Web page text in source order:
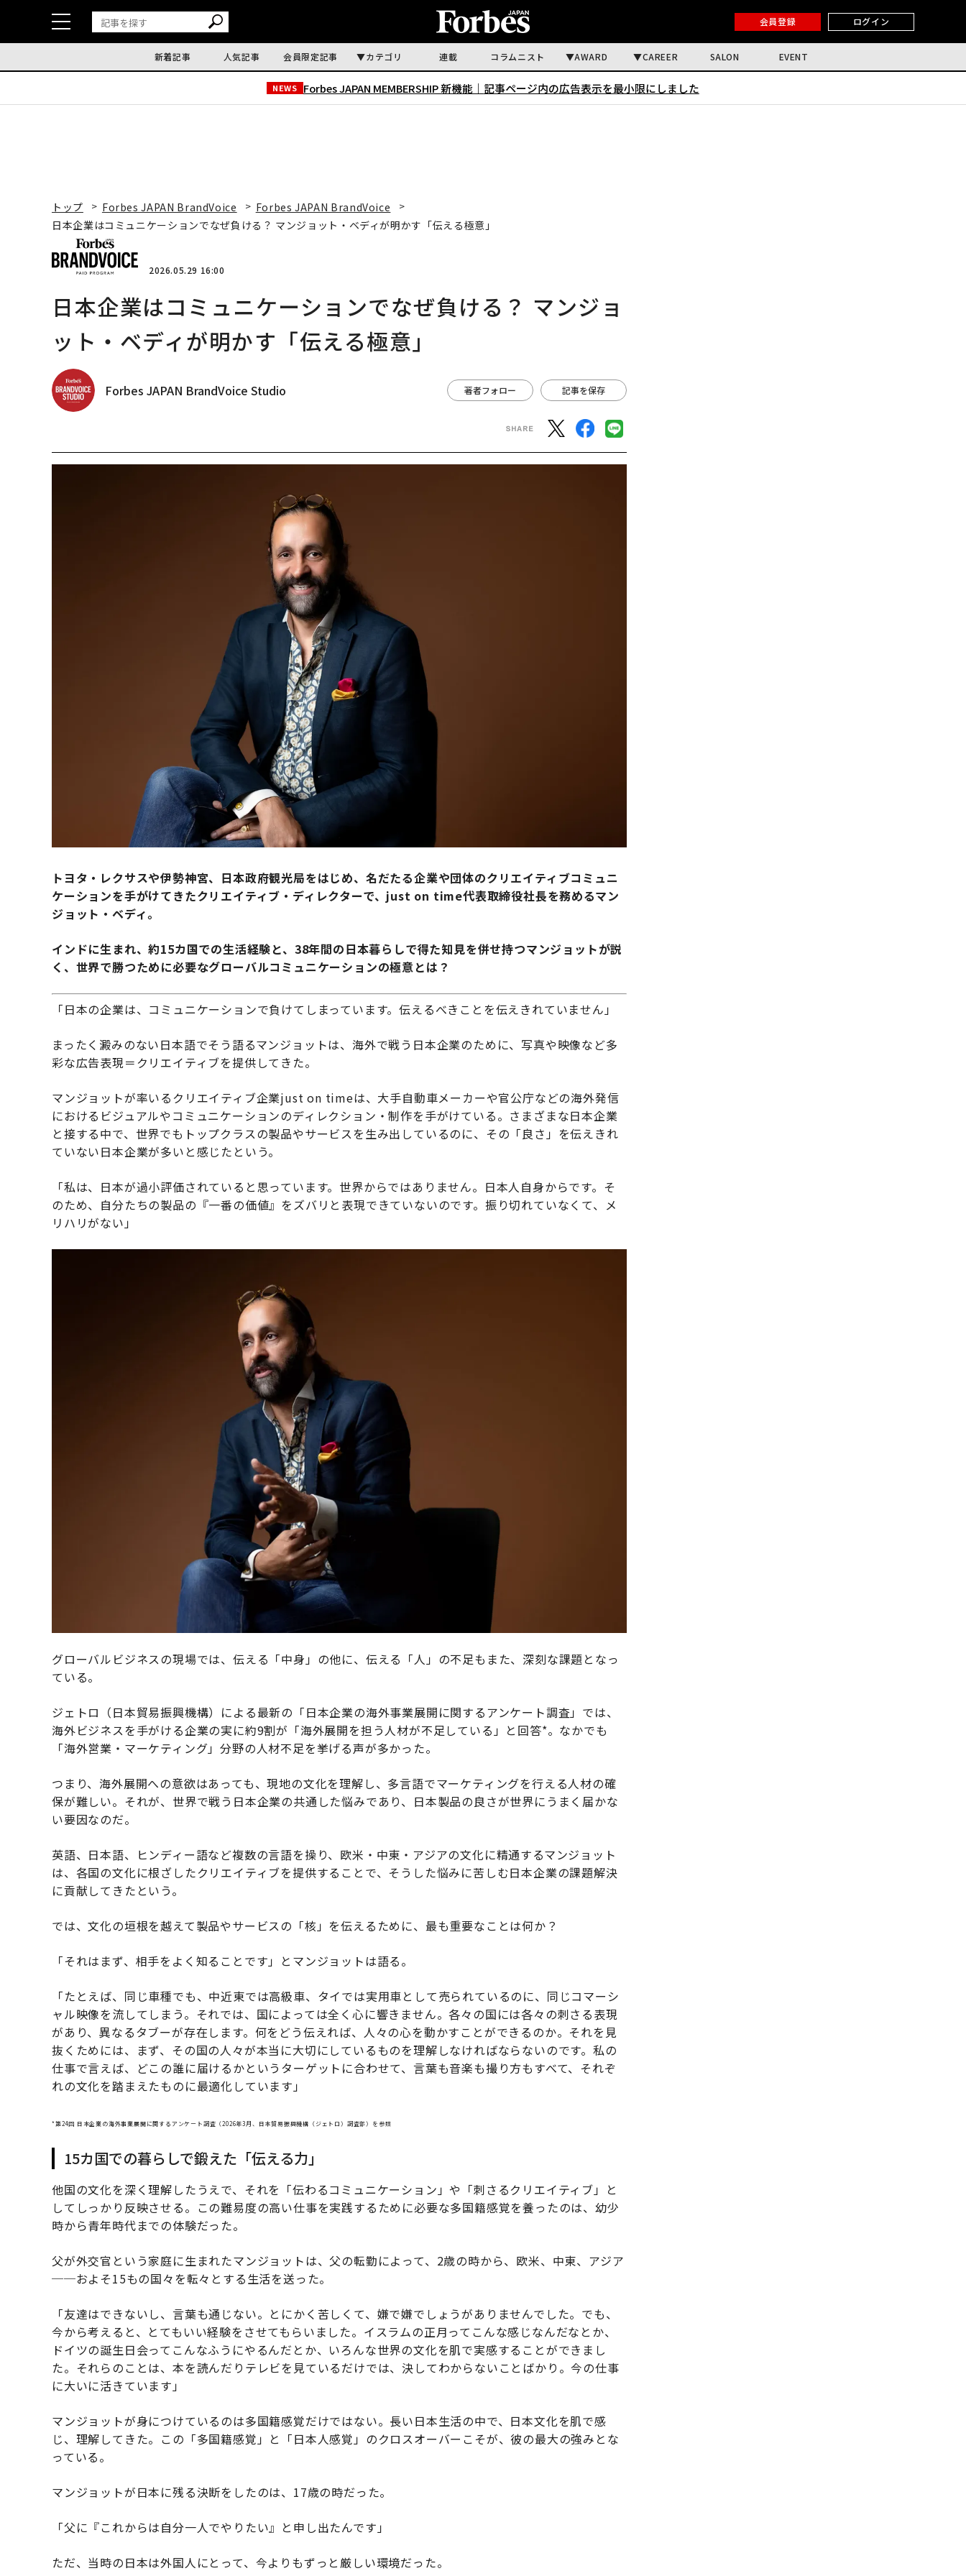
会員登録 ログイン
新着記事 人気記事 会員限定記事 カテゴリ 連載 コラムニスト AWARD CAREER SALON EVENT
NEWS Forbes JAPAN MEMBERSHIP 新機能｜ 記事ページ内の広告表示を最小限にしました
トップ Forbes JAPAN BrandVoice
Forbes JAPAN BrandVoice
日本企業はコミュニケーションでなぜ負ける？ マンジョット・ベディが明かす「伝える極意」
2026.05.29 16:00
日本企業はコミュニケーションでなぜ負ける？ マンジョ
ット・ベディが明かす「伝える極意」
Forbes JAPAN BrandVoice Studio 著者フォロー 記事を保存
トヨタ・レクサスや伊勢神宮、日本政府観光局をはじめ、名だたる企業や団体のクリエイティブコミュニ
ケーションを手がけてきたクリエイティブ・ディレクターで、just on time代表取締役社長を務めるマン
ジョット・ベディ。
インドに生まれ、約15カ国での生活経験と、38年間の日本暮らしで得た知見を併せ持つマンジョットが説
く、世界で勝つために必要なグローバルコミュニケーションの極意とは？
「日本の企業は、コミュニケーションで負けてしまっています。伝えるべきことを伝えきれていません」
まったく澱みのない日本語でそう語るマンジョットは、海外で戦う日本企業のために、写真や映像など多
彩な広告表現＝クリエイティブを提供してきた。
マンジョットが率いるクリエイティブ企業just on timeは、大手自動車メーカーや官公庁などの海外発信
におけるビジュアルやコミュニケーションのディレクション・制作を手がけている。さまざまな日本企業
と接する中で、世界でもトップクラスの製品やサービスを生み出しているのに、その「良さ」を伝えきれ
ていない日本企業が多いと感じたという。
「私は、日本が過小評価されていると思っています。世界からではありません。日本人自身からです。そ
のため、自分たちの製品の『一番の価値』をズバリと表現できていないのです。振り切れていなくて、メ
リハリがない」
グローバルビジネスの現場では、伝える「中身」の他に、伝える「人」の不足もまた、深刻な課題となっ
ている。
ジェトロ（日本貿易振興機構）による最新の「日本企業の海外事業展開に関するアンケート調査」では、
海外ビジネスを手がける企業の実に約9割が「海外展開を担う人材が不足している」と回答*。なかでも
「海外営業・マーケティング」分野の人材不足を挙げる声が多かった。
つまり、海外展開への意欲はあっても、現地の文化を理解し、多言語でマーケティングを行える人材の確
保が難しい。それが、世界で戦う日本企業の共通した悩みであり、日本製品の良さが世界にうまく届かな
い要因なのだ。
英語、日本語、ヒンディー語など複数の言語を操り、欧米・中東・アジアの文化に精通するマンジョット
は、各国の文化に根ざしたクリエイティブを提供することで、そうした悩みに苦しむ日本企業の課題解決
に貢献してきたという。
では、文化の垣根を越えて製品やサービスの「核」を伝えるために、最も重要なことは何か？
「それはまず、相手をよく知ることです」とマンジョットは語る。
「たとえば、同じ車種でも、中近東では高級車、タイでは実用車として売られているのに、同じコマーシ
ャル映像を流してしまう。それでは、国によっては全く心に響きません。各々の国には各々の刺さる表現
があり、異なるタブーが存在します。何をどう伝えれば、人々の心を動かすことができるのか。それを見
抜くためには、まず、その国の人々が本当に大切にしているものを理解しなければならないのです。私の
仕事で言えば、どこの誰に届けるかというターゲットに合わせて、言葉も音楽も撮り方もすべて、それぞ
れの文化を踏まえたものに最適化しています」
*第24回 日本企業の海外事業展開に関するアンケート調査（2026年3月、日本貿易振興機構（ジェトロ）調査部）を参照
15カ国での暮らしで鍛えた「伝える力」
他国の文化を深く理解したうえで、それを「伝わるコミュニケーション」や「刺さるクリエイティブ」と
してしっかり反映させる。この難易度の高い仕事を実践するために必要な多国籍感覚を養ったのは、幼少
時から青年時代までの体験だった。
父が外交官という家庭に生まれたマンジョットは、父の転勤によって、2歳の時から、欧米、中東、アジア
──およそ15もの国々を転々とする生活を送った。
「友達はできないし、言葉も通じない。とにかく苦しくて、嫌で嫌でしょうがありませんでした。でも、
今から考えると、とてもいい経験をさせてもらいました。イスラムの正月ってこんな感じなんだなとか、
ドイツの誕生日会ってこんなふうにやるんだとか、いろんな世界の文化を肌で実感することができまし
た。それらのことは、本を読んだりテレビを見ているだけでは、決してわからないことばかり。今の仕事
に大いに活きています」
マンジョットが身につけているのは多国籍感覚だけではない。長い日本生活の中で、日本文化を肌で感
じ、理解してきた。この「多国籍感覚」と「日本人感覚」のクロスオーバーこそが、彼の最大の強みとな
っている。
マンジョットが日本に残る決断をしたのは、17歳の時だった。
「父に『これからは自分一人でやりたい』と申し出たんです」
ただ、当時の日本は外国人にとって、今よりもずっと厳しい環境だった。